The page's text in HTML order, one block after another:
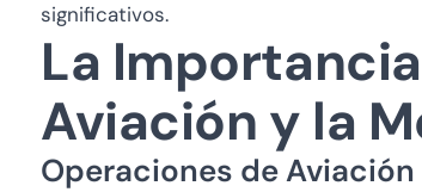
significativos.
La Importancia
Aviación y la
Operaciones de Aviación